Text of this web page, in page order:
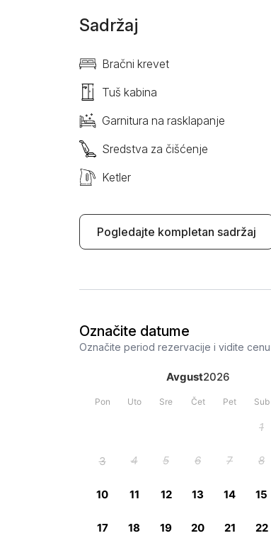
Sadržaj
Bračni krevet
Tuš kabina
Garnitura na rasklapanje
Sredstva za čišćenje
Ketler
Pogledajte kompletan sadržaj
Označite datume
Označite period rezervacije i vidite cenu